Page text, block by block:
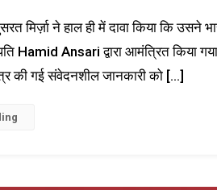
मिर्ज़ा ने हाल ही में दावा किया कि
Hamid Ansari द्वारा आमंत्रित किया
की गई संवेदनशील जानकारी को […]